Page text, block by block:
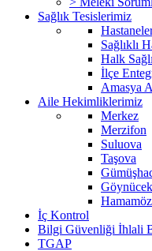
Sağlık Tesislerimiz
Sağlıklı
Halk
İlçe
Amasya
Aile Hekimliklerimiz
Merkez
Merzifon
Suluova
Taşova
Göynücek
İç Kontrol
Bilgi Güvenliği İhlali
TGAP